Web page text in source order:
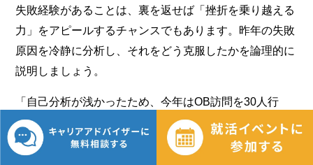
失敗経験があることは、裏を返せば「挫折を乗り越える
力」をアピールするチャンスでもあります。昨年の失敗
原因を冷静に分析し、それをどう克服したかを論理的に
説明しましょう。
「自己分析が浅かったため、今年はOB訪問を30人行
い、働く解像度を高めた」といった具合です。
失敗か
ら逃げずに正面から向き合い、PDCAサイクルを回して